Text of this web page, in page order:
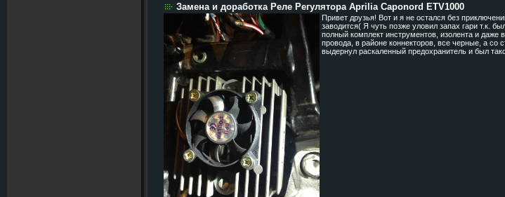
Замена и доработка Реле Регулятора Aprilia Caponord ETV1000
Привет друзья! Вот и я не остался без
заводится( Я чуть позже уловил запах гари т.к.
полный комплект инструментов, изолента и даже
провода, в районе коннекторов, все черные, а со
выдернул раскаленный предохранитель и был